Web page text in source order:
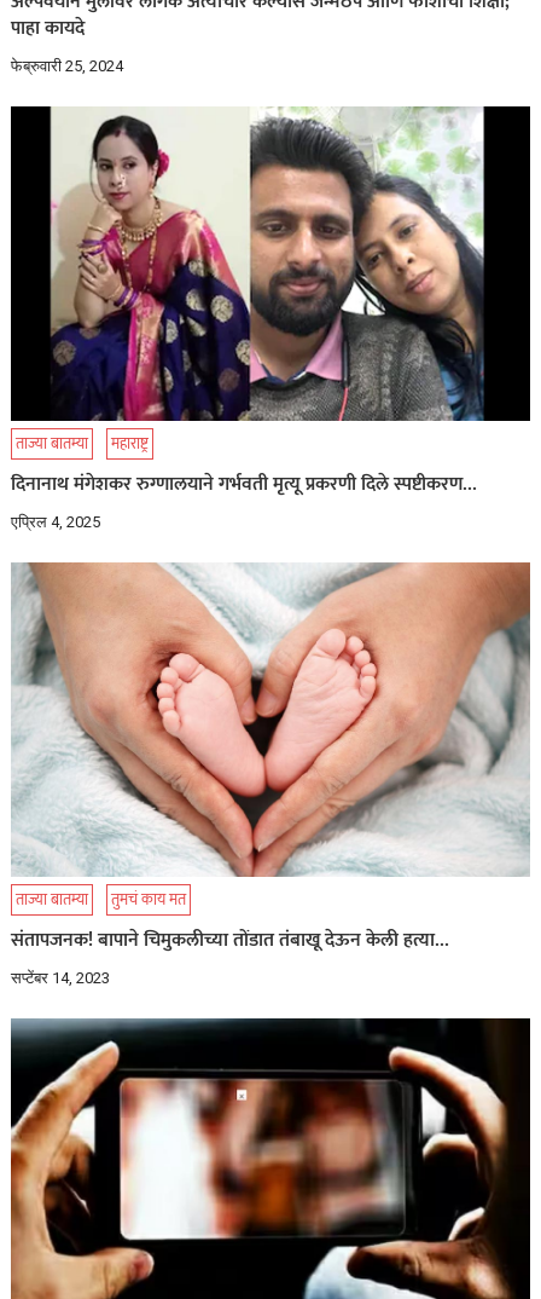
पाहा कायदे
फेब्रुवारी 25, 2024
ताज्या बातम्या महाराष्ट्र
दिनानाथ मंगेशकर रुग्णालयाने गर्भवती मृत्यू प्रकरणी दिले स्पष्टीकरण…
एप्रिल 4, 2025
ताज्या बातम्या तुमचं काय मत
संतापजनक! बापाने चिमुकलीच्या तोंडात तंबाखू देऊन केली हत्या…
सप्टेंबर 14, 2023